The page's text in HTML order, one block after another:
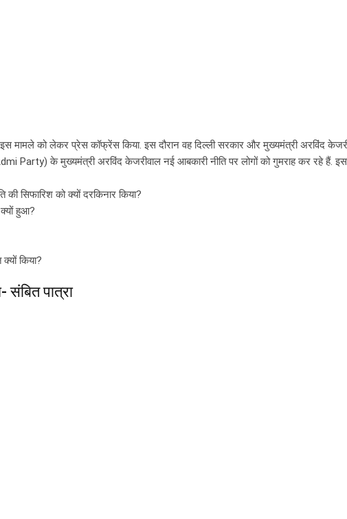
मामले को लेकर प्रेस कॉफ्रेंस किया. इस दौरान वह दिल्ली सरकार और मुख्यमंत्री अरविंद
Party) के मुख्यमंत्री अरविंद केजरीवाल नई आबकारी नीति पर लोगों को गुमराह कर रहे हैं.
की सिफारिश को क्यों दरकिनार किया?
क्यों हुआ?
किया?
संबित पात्रा